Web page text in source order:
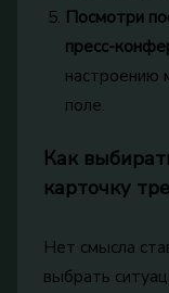
Посмотри
пресс-
настроению
поле.
Как
карточку
Нет смысла
выбрать